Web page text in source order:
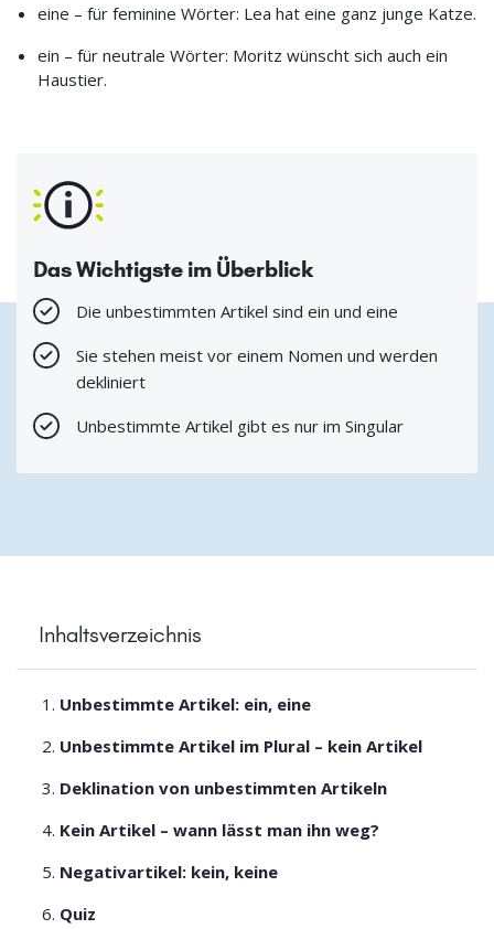
eine – für feminine Wörter: Lea hat eine ganz junge Katze.
ein – für neutrale Wörter: Moritz wünscht sich auch ein
Haustier.
Das Wichtigste im Überblick
Die unbestimmten Artikel sind ein und eine
Sie stehen meist vor einem Nomen und werden
dekliniert
Unbestimmte Artikel gibt es nur im Singular
Inhaltsverzeichnis
Unbestimmte Artikel: ein, eine
Unbestimmte Artikel im Plural – kein Artikel
Deklination von unbestimmten Artikeln
Kein Artikel – wann lässt man ihn weg?
Negativartikel: kein, keine
Quiz